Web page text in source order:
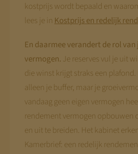
kostprijs wordt bepaald en
lees je inKostprijs en redelijk
En daarmee verandert de rol van
vermogen. Je reserves vul je uit
die winst krijgt straks een
alleen je buffer, maar je
vandaag geen eigen vermogen
rendement vermogen opbouwen
en uit te breiden. Het kabinet
Kamerbrief: een redelijk